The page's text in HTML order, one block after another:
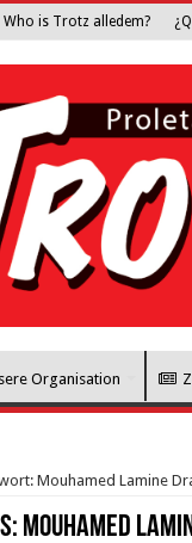
Who is Trotz alledem?
Organisation
Mouhamed Lamine
Mouhamed